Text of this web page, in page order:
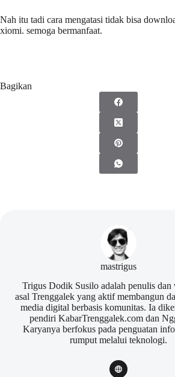
Nah itu tadi cara mengatasi tidak bisa
xiomi. semoga bermanfaat.
Bagikan
mastrigus
Trigus Dodik Susilo adalah penulis dan
asal Trenggalek yang aktif membangun
media digital berbasis komunitas. Ia
pendiri KabarTrenggalek.com dan
Karyanya berfokus pada penguatan
rumput melalui teknologi.